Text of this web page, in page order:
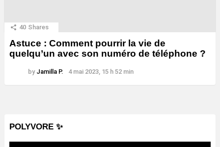
40 Shares
Astuce : Comment pourrir la vie de
quelqu’un avec son numéro de téléphone ?
by Jamilla P. 4 mai 2023, 15 h 52 min
POLYVORE ✨